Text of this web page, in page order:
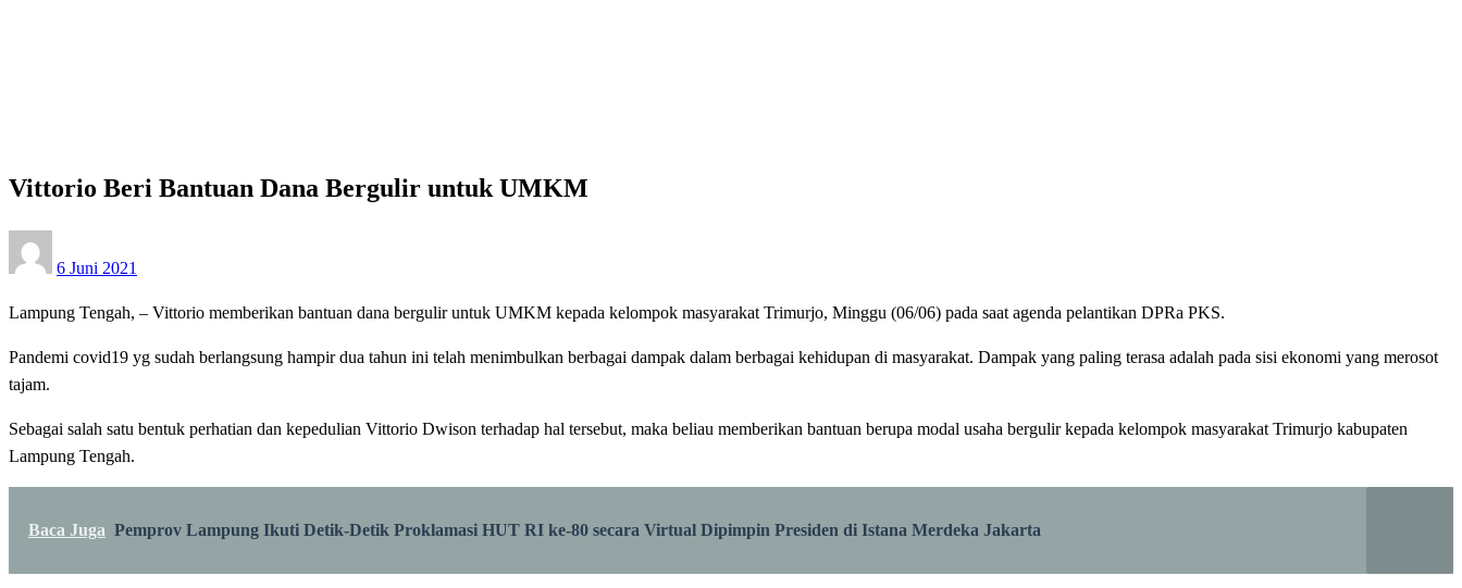
Vittorio Beri Bantuan Dana Bergulir untuk UMKM
on
6 Juni 2021
Lampung Tengah, – Vittorio memberikan bantuan dana bergulir untuk UMKM kepada kelompok masyarakat Trimurjo, Minggu (06/06) pada saat agenda pelantikan DPRa PKS.
Pandemi covid19 yg sudah berlangsung hampir dua tahun ini telah menimbulkan berbagai dampak dalam berbagai kehidupan di masyarakat. Dampak yang paling terasa adalah pada sisi ekonomi yang merosot
tajam.
Sebagai salah satu bentuk perhatian dan kepedulian Vittorio Dwison terhadap hal tersebut, maka beliau memberikan bantuan berupa modal usaha bergulir kepada kelompok masyarakat Trimurjo kabupaten
Lampung Tengah.
Baca Juga Pemprov Lampung Ikuti Detik-Detik Proklamasi HUT RI ke-80 secara Virtual Dipimpin Presiden di Istana Merdeka Jakarta